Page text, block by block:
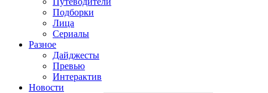
Подборки
Лица
Сериалы
Разное
Дайджесты
Превью
Интерактив
Новости